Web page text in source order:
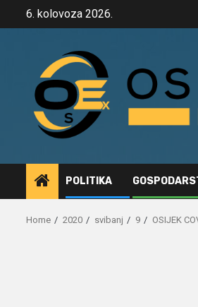
6. kolovoza 2026.
POLITIKA
Home 2020 svibanj 9 OSIJEK